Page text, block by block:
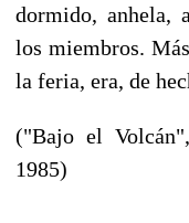
dormido, anhela,
los miembros.
la feria, era, de
("Bajo el
1985)